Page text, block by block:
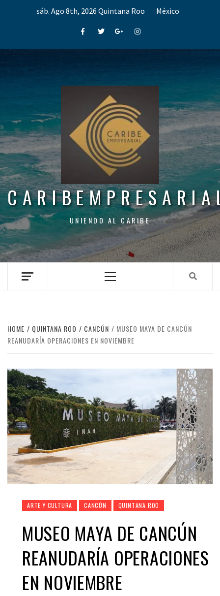
sáb. Ago 8th, 2026 Quintana Roo México
FacebookTwitterGoogle+Instagram
UNIENDO AL CARIBE
Menu
HOME QUINTANA ROO CANCÚN
MUSEO MAYA DE CANCÚN
REANUDARÍA OPERACIONES EN NOVIEMBRE
ARTE Y CULTURA CANCÚN QUINTANA ROO
MUSEO MAYA DE CANCÚN
REANUDARÍA OPERACIONES
EN NOVIEMBRE